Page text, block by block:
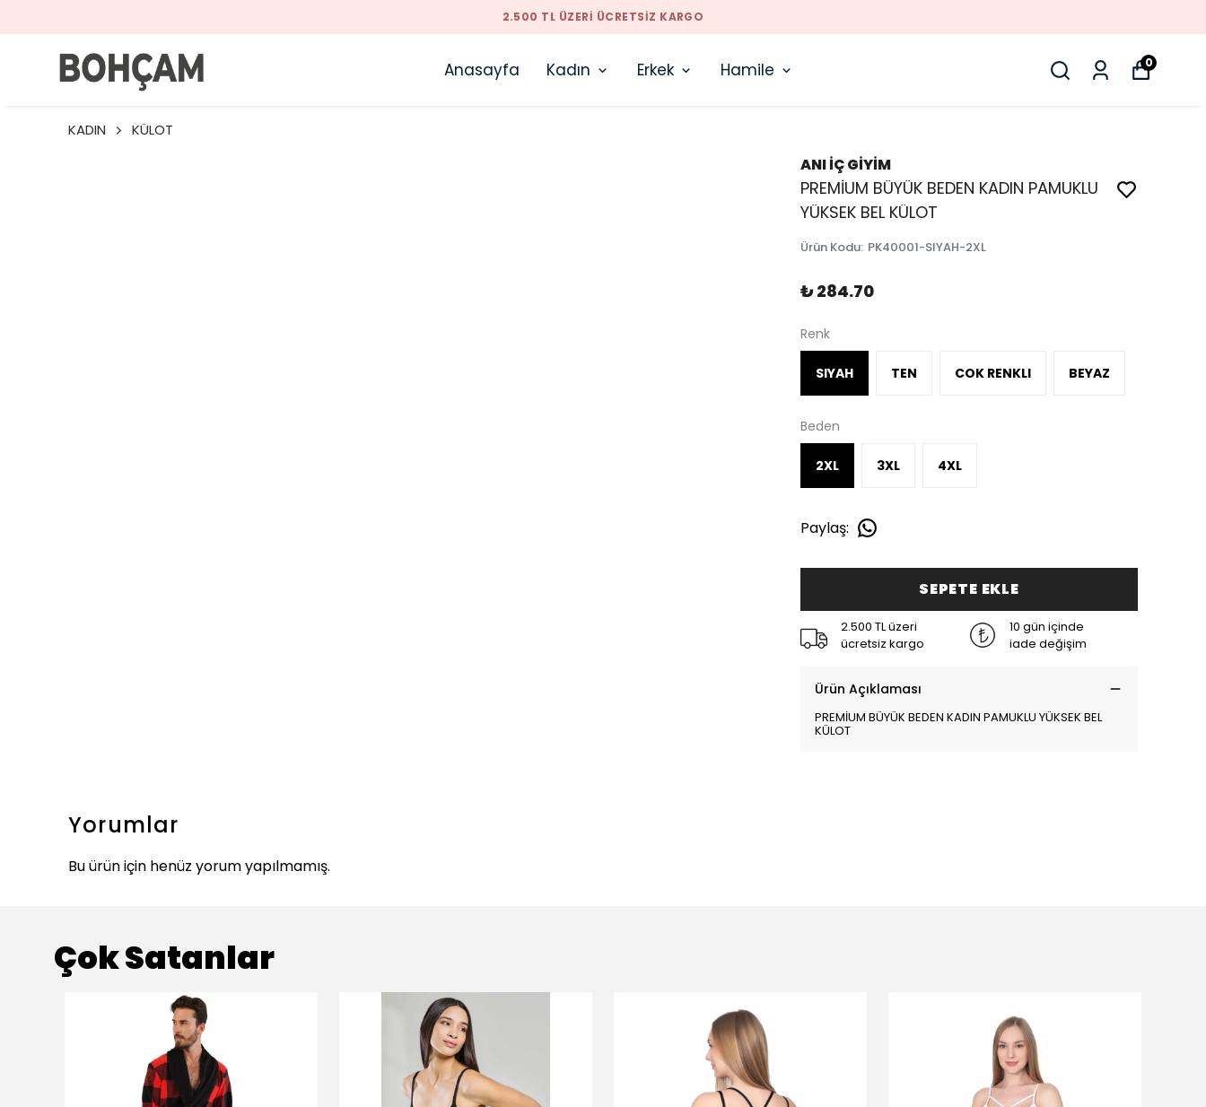
TARZINIZI BIZIMLE YAKALAYACAKSINIZ
Anasayfa Kadın Erkek Hamile 0
KADIN KÜLOT
ANI İÇ GİYİM
PREMİUM BÜYÜK BEDEN KADIN PAMUKLU
YÜKSEK BEL KÜLOT
Ürün Kodu: PK40001-SIYAH-2XL
₺ 284.70
Renk
SIYAH TEN COK RENKLI BEYAZ
Beden
2XL 3XL 4XL
Paylaş:
SEPETE EKLE
2.500 TL üzeri
ücretsiz kargo
10 gün içinde
iade değişim
Ürün Açıklaması
PREMİUM BÜYÜK BEDEN KADIN PAMUKLU YÜKSEK BEL
KÜLOT
Yorumlar
Bu ürün için henüz yorum yapılmamış.
Çok Satanlar